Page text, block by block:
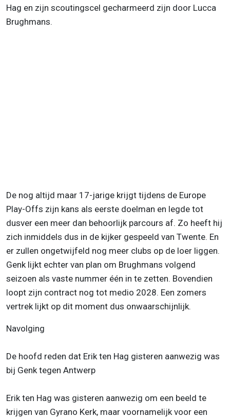
Hag en zijn scoutingscel gecharmeerd zijn door Lucca
Brughmans.
De nog altijd maar 17-jarige krijgt tijdens de Europe
Play-Offs zijn kans als eerste doelman en legde tot
dusver een meer dan behoorlijk parcours af. Zo heeft hij
zich inmiddels dus in de kijker gespeeld van Twente. En
er zullen ongetwijfeld nog meer clubs op de loer liggen.
Genk lijkt echter van plan om Brughmans volgend
seizoen als vaste nummer één in te zetten. Bovendien
loopt zijn contract nog tot medio 2028. Een zomers
vertrek lijkt op dit moment dus onwaarschijnlijk.
Navolging
De hoofd reden dat Erik ten Hag gisteren aanwezig was
bij Genk tegen Antwerp
Erik ten Hag was gisteren aanwezig om een beeld te
krijgen van Gyrano Kerk, maar voornamelijk voor een